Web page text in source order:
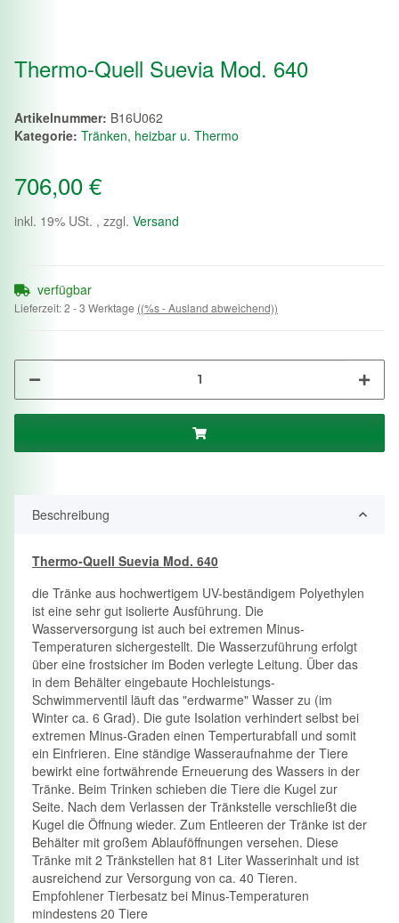
Thermo-Quell Suevia Mod. 640
Artikelnummer: B16U062
Kategorie: Tränken, heizbar u. Thermo
706,00 €
inkl. 19% USt. , zzgl. Versand
verfügbar
Lieferzeit:2 - 3 Werktage ((%s - Ausland abweichend))
Beschreibung
Thermo-Quell Suevia Mod. 640
die Tränke aus hochwertigem UV-beständigem Polyethylen
ist eine sehr gut isolierte Ausführung. Die
Wasserversorgung ist auch bei extremen Minus-
Temperaturen sichergestellt. Die Wasserzuführung erfolgt
über eine frostsicher im Boden verlegte Leitung. Über das
in dem Behälter eingebaute Hochleistungs-
Schwimmerventil läuft das "erdwarme" Wasser zu (im
Winter ca. 6 Grad). Die gute Isolation verhindert selbst bei
extremen Minus-Graden einen Temperturabfall und somit
ein Einfrieren. Eine ständige Wasseraufnahme der Tiere
bewirkt eine fortwährende Erneuerung des Wassers in der
Tränke. Beim Trinken schieben die Tiere die Kugel zur
Seite. Nach dem Verlassen der Tränkstelle verschließt die
Kugel die Öffnung wieder. Zum Entleeren der Tränke ist der
Behälter mit großem Ablauföffnungen versehen. Diese
Tränke mit 2 Tränkstellen hat 81 Liter Wasserinhalt und ist
ausreichend zur Versorgung von ca. 40 Tieren.
Empfohlener Tierbesatz bei Minus-Temperaturen
mindestens 20 Tiere